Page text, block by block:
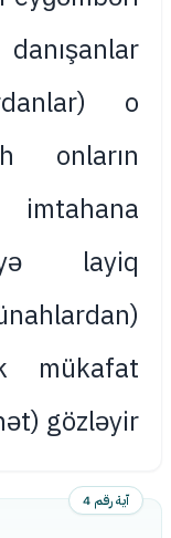
o
onların
layiq
mükafat
gözləyir!
آية رقم 4